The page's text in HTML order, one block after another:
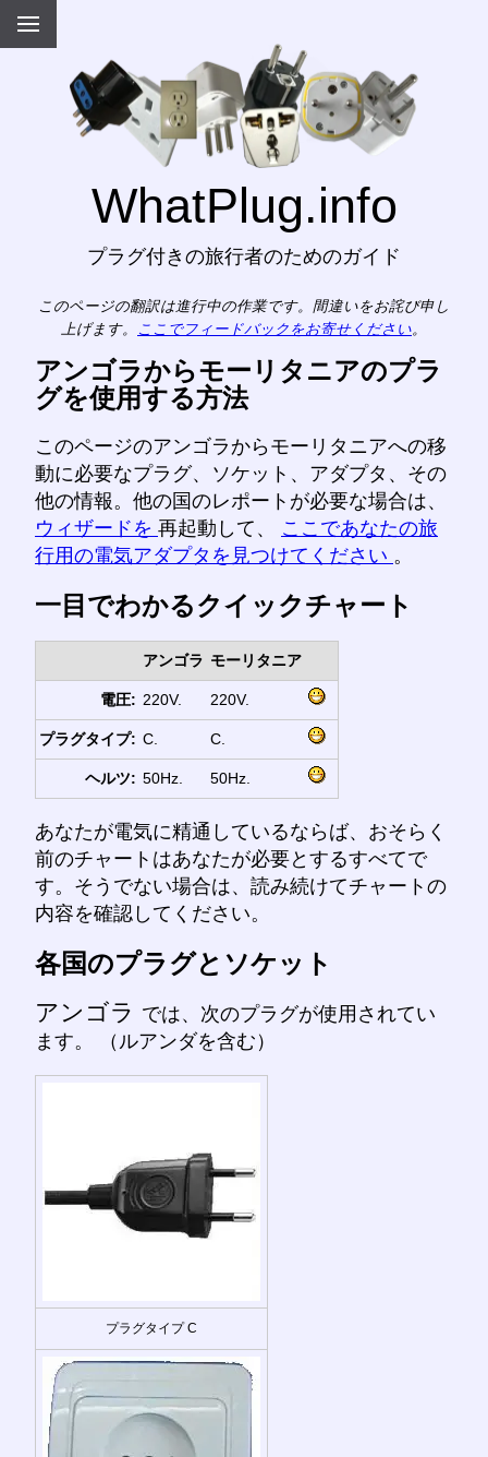
WhatPlug.info
プラグ付きの旅行者のためのガイド
このページの翻訳は進行中の作業です。間違いをお詫び申し
上げます。
ここでフィードバックをお寄せください。
アンゴラからモーリタニアのプラ
グを使用する方法
このページのアンゴラからモーリタニアへの移
動に必要なプラグ、ソケット、アダプタ、その
他の情報。他の国のレポートが必要な場合は、
ウィザードを 再起動して、 ここであなたの旅
行用の電気アダプタを見つけてください 。
一目でわかるクイックチャート
アンゴラ モーリタニア
電圧: 220V. 220V.
プラグタイプ: C. C.
ヘルツ: 50Hz. 50Hz.
あなたが電気に精通しているならば、おそらく
前のチャートはあなたが必要とするすべてで
す。そうでない場合は、読み続けてチャートの
内容を確認してください。
各国のプラグとソケット
アンゴラ では、次のプラグが使用されてい
ます。 （ルアンダを含む）
プラグタイプ C